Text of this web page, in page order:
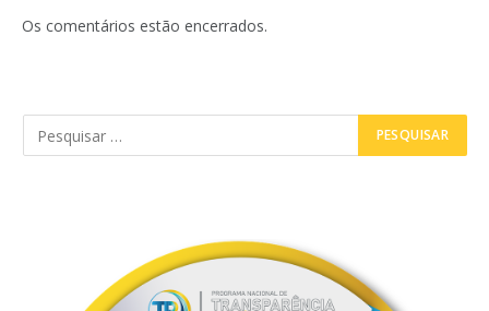
Os comentários estão encerrados.